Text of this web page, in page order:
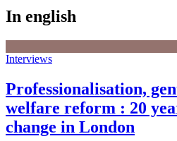
In english
Interviews
Professionalisation,
welfare reform : 20
change in London